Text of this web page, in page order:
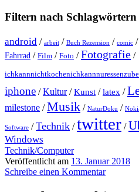
Filtern nach Schlagwörtern
android / arbeit / Buch Rezension / comic /
Fahrrad / Film / Foto /Fotografie /
iphone /Kultur/Kunst /latex /
milestone /Musik / NaturDoku /
Software /Technik /twitter /
Windows
Technik/Computer
Veröffentlicht am 13. Januar 2018
Schreibe einen Kommentar